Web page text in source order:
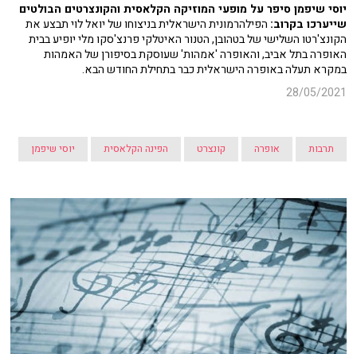
יוסי שיפמן סיפר על מופעי המוזיקה הקלאסית והקונצרטים הבולטים
שייערכו בקרוב: הפילהרמונית הישראלית בניצוחו של יואל לוי תבצע את
הקונצ'רטו השלישי של בטהובן, הטנור האיטלקי פרנצ'סקו מלי יופיע בבית
האופרה בתל אביב, והאופרה 'אמהות' שעוסקת בסיפורן של האמהות
במקרא תעלה באופרה הישראלית כבר בתחילת החודש הבא.
28/05/2021
תרבות אופרה קונצרט הפינה הקלאסית יוסי שיפמן